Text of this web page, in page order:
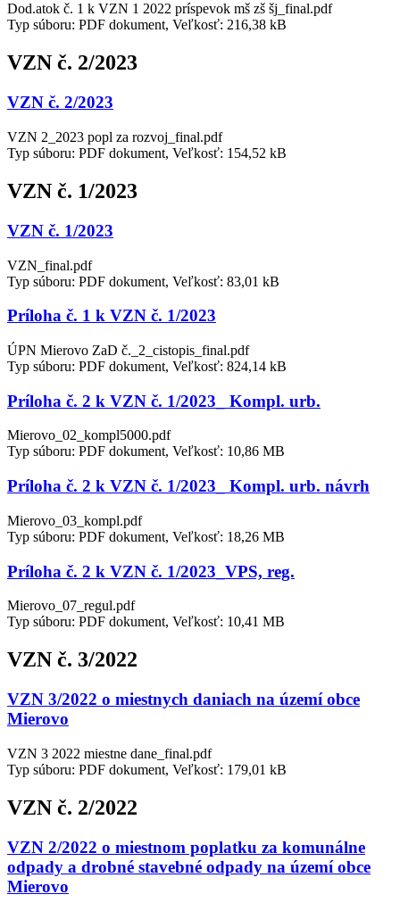
Dod.atok č. 1 k VZN 1 2022 príspevok mš zš šj_final.pdf
Typ súboru: PDF dokument, Veľkosť: 216,38 kB
VZN č. 2/2023
VZN č. 2/2023
VZN 2_2023 popl za rozvoj_final.pdf
Typ súboru: PDF dokument, Veľkosť: 154,52 kB
VZN č. 1/2023
VZN č. 1/2023
VZN_final.pdf
Typ súboru: PDF dokument, Veľkosť: 83,01 kB
Príloha č. 1 k VZN č. 1/2023
ÚPN Mierovo ZaD č._2_cistopis_final.pdf
Typ súboru: PDF dokument, Veľkosť: 824,14 kB
Príloha č. 2 k VZN č. 1/2023_ Kompl. urb.
Mierovo_02_kompl5000.pdf
Typ súboru: PDF dokument, Veľkosť: 10,86 MB
Príloha č. 2 k VZN č. 1/2023_ Kompl. urb. návrh
Mierovo_03_kompl.pdf
Typ súboru: PDF dokument, Veľkosť: 18,26 MB
Príloha č. 2 k VZN č. 1/2023_VPS, reg.
Mierovo_07_regul.pdf
Typ súboru: PDF dokument, Veľkosť: 10,41 MB
VZN č. 3/2022
VZN 3/2022 o miestnych daniach na území obce
Mierovo
VZN 3 2022 miestne dane_final.pdf
Typ súboru: PDF dokument, Veľkosť: 179,01 kB
VZN č. 2/2022
VZN 2/2022 o miestnom poplatku za komunálne
odpady a drobné stavebné odpady na území obce
Mierovo